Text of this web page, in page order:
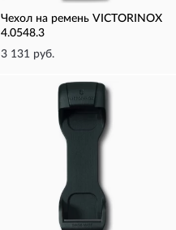
Чехол на ремень VICTORINOX
4.0548.3
3 131 руб.